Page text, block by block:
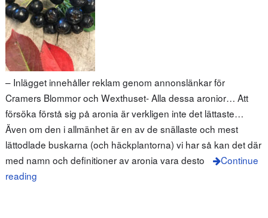
– Inlägget innehåller reklam genom annonslänkar för
Cramers Blommor och Wexthuset- Alla dessa aronior… Att
försöka förstå sig på aronia är verkligen inte det lättaste…
Även om den i allmänhet är en av de snällaste och mest
lättodlade buskarna (och häckplantorna) vi har så kan det där
med namn och definitioner av aronia vara desto
Continue
reading